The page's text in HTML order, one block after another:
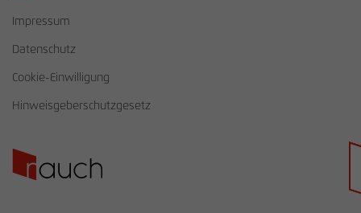
Impressum
Datenschutz
Cookie-Einwilligung
Hinweisgeberschutzgesetz